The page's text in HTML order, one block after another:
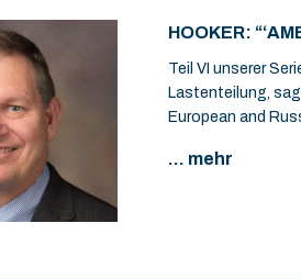
HOOKER:
Teil VI unserer
Lastenteilung,
European and
... mehr